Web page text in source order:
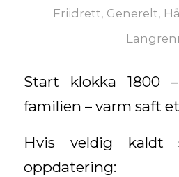
Friidrett, Generelt,
Start klokka 1800
familien – varm saft
Hvis veldig kaldt
oppdatering: